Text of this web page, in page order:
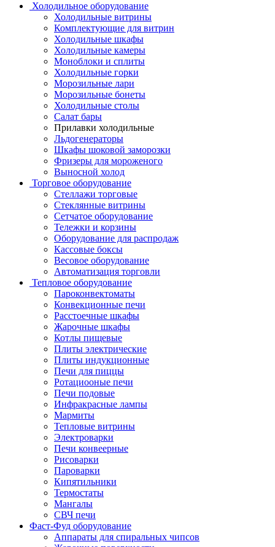
Холодильное оборудование
Холодильные витрины
Комплектующие для витрин
Холодильные шкафы
Холодильные камеры
Моноблоки и сплиты
Холодильные горки
Морозильные лари
Морозильные бонеты
Холодильные столы
Салат бары
Прилавки холодильные
Льдогенераторы
Шкафы шоковой заморозки
Фризеры для мороженого
Выносной холод
Торговое оборудование
Стеллажи торговые
Стеклянные витрины
Сетчатое оборудование
Тележки и корзины
Оборудование для распродаж
Кассовые боксы
Весовое оборудование
Автоматизация торговли
Тепловое оборудование
Пароконвектоматы
Конвекционные печи
Расстоечные шкафы
Жарочные шкафы
Котлы пищевые
Плиты электрические
Плиты индукционные
Печи для пиццы
Ротациооные печи
Печи подовые
Инфракрасные лампы
Мармиты
Тепловые витрины
Электроварки
Печи конвеерные
Рисоварки
Пароварки
Кипятильники
Термостаты
Мангалы
СВЧ печи
Фаст-Фуд оборудование
Аппараты для спиральных чипсов